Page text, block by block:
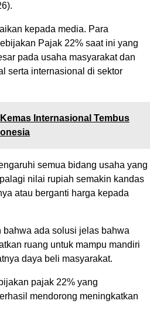
kepada media. Para
Pajak 22% saat ini yang
pada usaha masyarakat dan
serta internasional di sektor
Internasional Tembus
semua bidang usaha yang
nilai rupiah semakin kandas
atau berganti harga kepada
bahwa ada solusi jelas bahwa
ruang untuk mampu mandiri
daya beli masyarakat.
pajak 22% yang
mendorong meningkatkan